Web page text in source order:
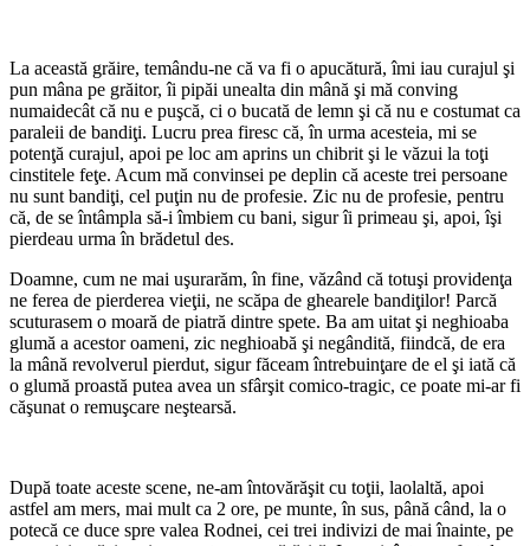
La această grăire, temându-ne că va fi o apucătură, îmi iau curajul şi
pun mâna pe grăitor, îi pipăi unealta din mână şi mă conving
numaidecât că nu e puşcă, ci o bucată de lemn şi că nu e costumat ca
paraleii de bandiţi. Lucru prea firesc că, în urma acesteia, mi se
potenţă curajul, apoi pe loc am aprins un chibrit şi le văzui la toţi
cinstitele feţe. Acum mă convinsei pe deplin că aceste trei persoane
nu sunt bandiţi, cel puţin nu de profesie. Zic nu de profesie, pentru
că, de se întâmpla să-i îmbiem cu bani, sigur îi primeau şi, apoi, îşi
pierdeau urma în brădetul des.
Doamne, cum ne mai uşurarăm, în fine, văzând că totuşi providenţa
ne ferea de pierderea vieţii, ne scăpa de ghearele bandiţilor! Parcă
scuturasem o moară de piatră dintre spete. Ba am uitat şi neghioaba
glumă a acestor oameni, zic neghioabă şi negândită, fiindcă, de era
la mână revolverul pierdut, sigur făceam întrebuinţare de el şi iată că
o glumă proastă putea avea un sfârşit comico-tragic, ce poate mi-ar fi
căşunat o remuşcare neştearsă.
După toate aceste scene, ne-am întovărăşit cu toţii, laolaltă, apoi
astfel am mers, mai mult ca 2 ore, pe munte, în sus, până când, la o
potecă ce duce spre valea Rodnei, cei trei indivizi de mai înainte, pe